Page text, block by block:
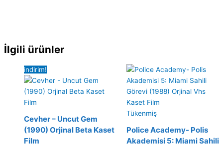
İlgili ürünler
indirim!
Cevher – Uncut Gem
(1990) Orjinal Beta Kaset
Film
Tükenmiş
Police Academy- Polis
Akademisi 5: Miami Sahili